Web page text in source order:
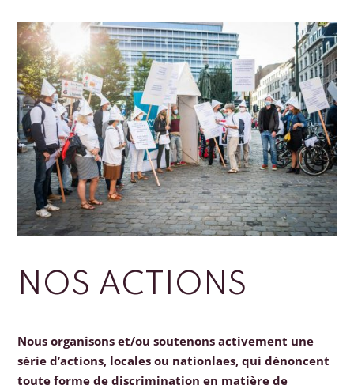
NOS ACTIONS
Nous organisons et/ou soutenons activement une
série d’actions, locales ou nationlaes, qui dénoncent
toute forme de discrimination en matière de